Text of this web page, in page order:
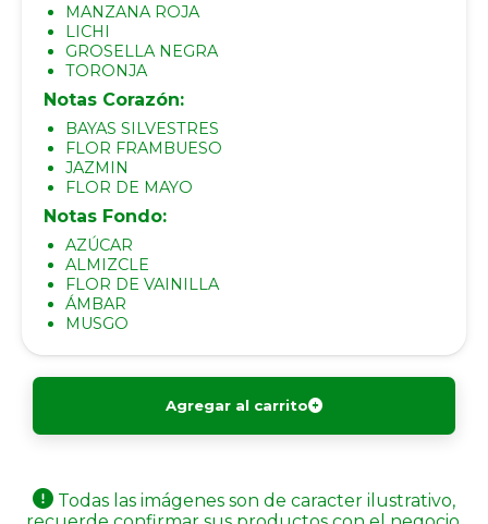
MANZANA ROJA
LICHI
GROSELLA NEGRA
TORONJA
Notas Corazón:
BAYAS SILVESTRES
FLOR FRAMBUESO
JAZMIN
FLOR DE MAYO
Notas Fondo:
AZÚCAR
ALMIZCLE
FLOR DE VAINILLA
ÁMBAR
MUSGO
Agregar al carrito
Todas las imágenes son de caracter ilustrativo,